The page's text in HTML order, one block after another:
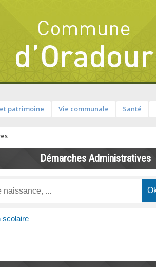
patrimoine Vie communale Santé
Démarches Administratives
scolaire